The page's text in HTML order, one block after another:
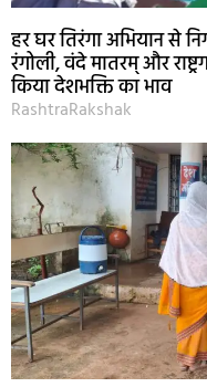
हर घर तिरंगा अभियान से
रंगोली, वंदे मातरम् और
किया देशभक्ति का भाव
RashtraRakshak